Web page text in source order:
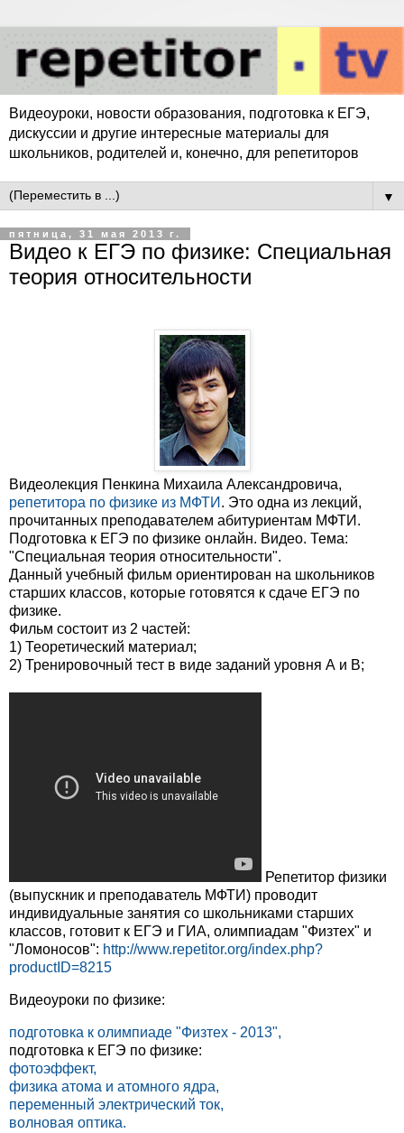
Видеоуроки, новости образования, подготовка к ЕГЭ,
дискуссии и другие интересные материалы для
школьников, родителей и, конечно, для репетиторов
▼
пятница, 31 мая 2013 г.
Видео к ЕГЭ по физике: Специальная
теория относительности
Видеолекция Пенкина Михаила Александровича,
репетитора по физике из МФТИ . Это одна из лекций,
прочитанных преподавателем абитуриентам МФТИ.
Подготовка к ЕГЭ по физике онлайн. Видео. Тема:
"Специальная теория относительности".
Данный учебный фильм ориентирован на школьников
старших классов, которые готовятся к сдаче ЕГЭ по
физике.
Фильм состоит из 2 частей:
1) Теоретический материал;
2) Тренировочный тест в виде заданий уровня А и В;
Репетитор физики
(выпускник и преподаватель МФТИ) проводит
индивидуальные занятия со школьниками старших
классов, готовит к ЕГЭ и ГИА, олимпиадам "Физтех" и
"Ломоносов": http://www.repetitor.org/index.php?
productID=8215
Видеоуроки по физике:
подготовка к олимпиаде "Физтех - 2013",
подготовка к ЕГЭ по физике:
фотоэффект,
физика атома и атомного ядра,
переменный электрический ток,
волновая оптика.